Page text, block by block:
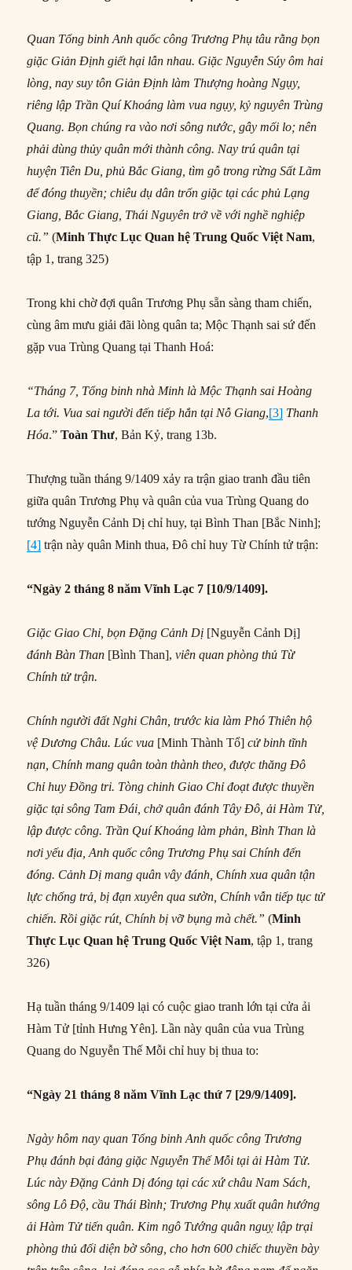
Quan Tổng binh Anh quốc công Trương Phụ tâu rằng bọn
giặc Giản Ðịnh giết hại lẫn nhau. Giặc Nguyễn Súy ôm hai
lòng, nay suy tôn Giản Ðịnh làm Thượng hoàng Ngụy,
riêng lập Trần Quí Khoáng làm vua ngụy, kỷ nguyên Trùng
Quang. Bọn chúng ra vào nơi sông nước, gây mối lo; nên
phải dùng thủy quân mới thành công. Nay trú quân tại
huyện Tiên Du, phủ Bắc Giang, tìm gỗ trong rừng Sất Lãm
để đóng thuyền; chiêu dụ dân trốn giặc tại các phủ Lạng
Giang, Bắc Giang, Thái Nguyên trở về với nghề nghiệp
cũ.” (Minh Thực Lục Quan hệ Trung Quốc Việt Nam,
tập 1, trang 325)
Trong khi chờ đợi quân Trương Phụ sẵn sàng tham chiến,
cùng âm mưu giải đãi lòng quân ta; Mộc Thạnh sai sứ đến
gặp vua Trùng Quang tại Thanh Hoá:
“Tháng 7, Tổng binh nhà Minh là Mộc Thạnh sai Hoàng
La tới. Vua sai người đến tiếp hắn tại Nỗ Giang,[3] Thanh
Hóa.”Toàn Thư, Bản Kỷ, trang 13b.
Thượng tuần tháng 9/1409 xảy ra trận giao tranh đầu tiên
giữa quân Trương Phụ và quân của vua Trùng Quang do
tướng Nguyễn Cảnh Dị chỉ huy, tại Bình Than [Bắc Ninh];
[4] trận này quân Minh thua, Ðô chỉ huy Từ Chính tử trận:
“Ngày 2 tháng 8 năm Vĩnh Lạc 7 [10/9/1409].
Giặc Giao Chỉ, bọn Đặng Cảnh Dị [Nguyễn Cảnh Dị]
đánh Bàn Than [Bình Than],viên quan phòng thủ Từ
Chính tử trận.
Chính người đất Nghi Chân, trước kia làm Phó Thiên hộ
vệ Dương Châu. Lúc vua [Minh Thành Tổ]cử binh tĩnh
nạn, Chính mang quân toàn thành theo, được thăng Đô
Chỉ huy Đồng tri. Tòng chinh Giao Chỉ đoạt được thuyền
giặc tại sông Tam Đái, chở quân đánh Tây Đô, ải Hàm Tử,
lập được công. Trần Quí Khoáng làm phản, Bình Than là
nơi yếu địa, Anh quốc công Trương Phụ sai Chính đến
đóng. Cảnh Dị mang quân vây đánh, Chính xua quân tận
lực chống trả, bị đạn xuyên qua sườn, Chính vẫn tiếp tục tử
chiến. Rồi giặc rút, Chính bị vỡ bụng mà chết.”(Minh
Thực Lục Quan hệ Trung Quốc Việt Nam, tập 1, trang
326)
Hạ tuần tháng 9/1409 lại có cuộc giao tranh lớn tại cửa ải
Hàm Tử [tỉnh Hưng Yên]. Lần này quân của vua Trùng
Quang do Nguyễn Thế Mỗi chỉ huy bị thua to:
“Ngày 21 tháng 8 năm Vĩnh Lạc thứ 7 [29/9/1409].
Ngày hôm nay quan Tổng binh Anh quốc công Trương
Phụ đánh bại đảng giặc Nguyễn Thế Mỗi tại ải Hàm Tử.
Lúc này Đặng Cảnh Dị đóng tại các xứ châu Nam Sách,
sông Lô Độ, cầu Thái Bình; Trương Phụ xuất quân hướng
ải Hàm Tử tiến quân. Kim ngô Tướng quân nguỵ lập trại
phòng thủ đối diện bờ sông, cho hơn 600 chiếc thuyền bày